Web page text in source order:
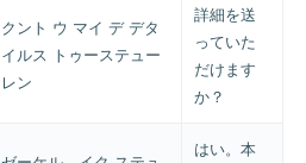
クント ウ マイ デ デタ
イルス トゥーステュー
レン
詳細を送
っていた
だけます
か？
はい。本